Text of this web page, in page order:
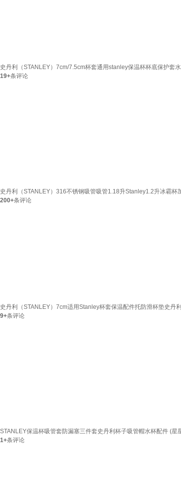
史丹利（STANLEY）7cm/7.5cm杯套通用stanley保温杯杯底保护套
19+条评论
史丹利（STANLEY）316不锈钢吸管吸管1.18升Stanley1.2升冰霸杯
200+条评论
史丹利（STANLEY）7cm适用Stanley杯套保温配件托防滑杯垫史丹
9+条评论
STANLEY保温杯吸管套防漏塞三件套史丹利杯子吸管帽水杯配件 (星
1+条评论